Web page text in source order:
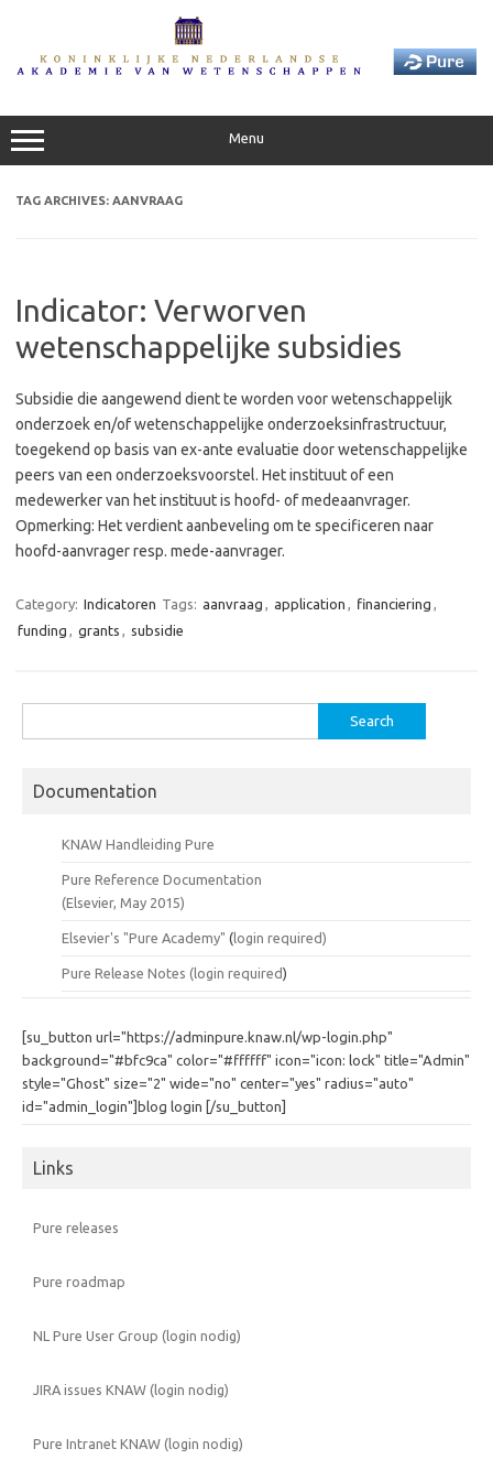
Menu
TAG ARCHIVES: AANVRAAG
Indicator: Verworven
wetenschappelijke subsidies
Subsidie die aangewend dient te worden voor wetenschappelijk
onderzoek en/of wetenschappelijke onderzoeksinfrastructuur,
toegekend op basis van ex-ante evaluatie door wetenschappelijke
peers van een onderzoeksvoorstel. Het instituut of een
medewerker van het instituut is hoofd- of medeaanvrager.
Opmerking: Het verdient aanbeveling om te specificeren naar
hoofd-aanvrager resp. mede-aanvrager.
Category: Indicatoren Tags: aanvraag , application , financiering ,
funding , grants , subsidie
for:
Documentation
KNAW Handleiding Pure
Pure Reference Documentation
(Elsevier, May 2015)
Elsevier's "Pure Academy" (login required)
Pure Release Notes (login required)
[su_button url="https://adminpure.knaw.nl/wp-login.php"
background="#bfc9ca" color="#ffffff" icon="icon: lock" title="Admin"
style="Ghost" size="2" wide="no" center="yes" radius="auto"
id="admin_login"]blog login [/su_button]
Links
Pure releases
Pure roadmap
NL Pure User Group (login nodig)
JIRA issues KNAW (login nodig)
Pure Intranet KNAW (login nodig)